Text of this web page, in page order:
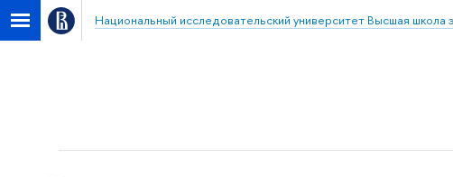
Национальный исследовательский университет Высшая школа